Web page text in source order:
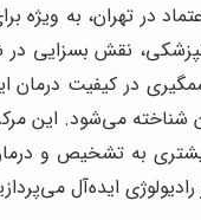
در تهران، به
نقش بسزایی در
در کیفیت درمان
به تشخیص و
ایده‌آل